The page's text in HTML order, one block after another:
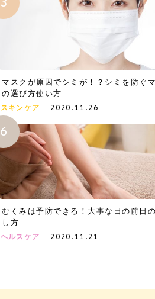
マスクが原因でシミが！？シミを防ぐ
の選び方使い方
スキンケア 2020.11.26
むくみは予防できる！大事な日の前日
し方
ヘルスケア 2020.11.21